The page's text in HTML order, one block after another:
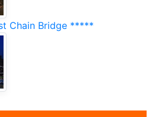
Chain Bridge *****